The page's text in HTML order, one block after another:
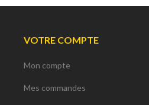
VOTRE COMPTE
Mon compte
Mes commandes